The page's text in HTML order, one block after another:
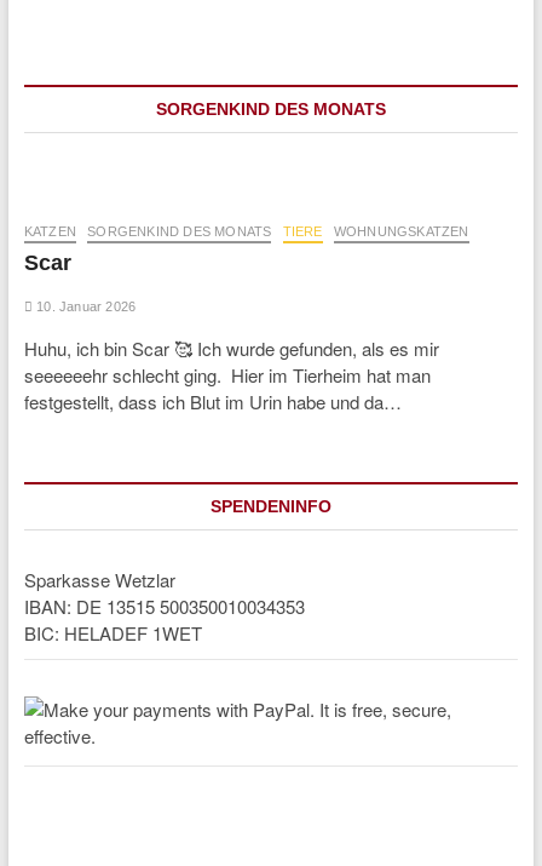
SORGENKIND DES MONATS
KATZEN SORGENKIND DES MONATS TIERE WOHNUNGSKATZEN
Scar
10. Januar 2026
Huhu, ich bin Scar 🥰 Ich wurde gefunden, als es mir
seeeeeehr schlecht ging. Hier im Tierheim hat man
festgestellt, dass ich Blut im Urin habe und da…
SPENDENINFO
Sparkasse Wetzlar
IBAN: DE 13515 500350010034353
BIC: HELADEF 1WET